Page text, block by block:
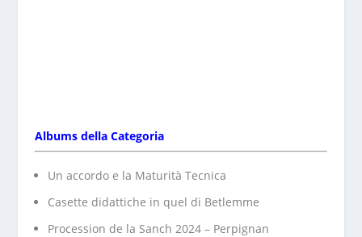
Albums della Categoria
Un accordo e la Maturità Tecnica
Casette didattiche in quel di Betlemme
Procession de la Sanch 2024 – Perpignan